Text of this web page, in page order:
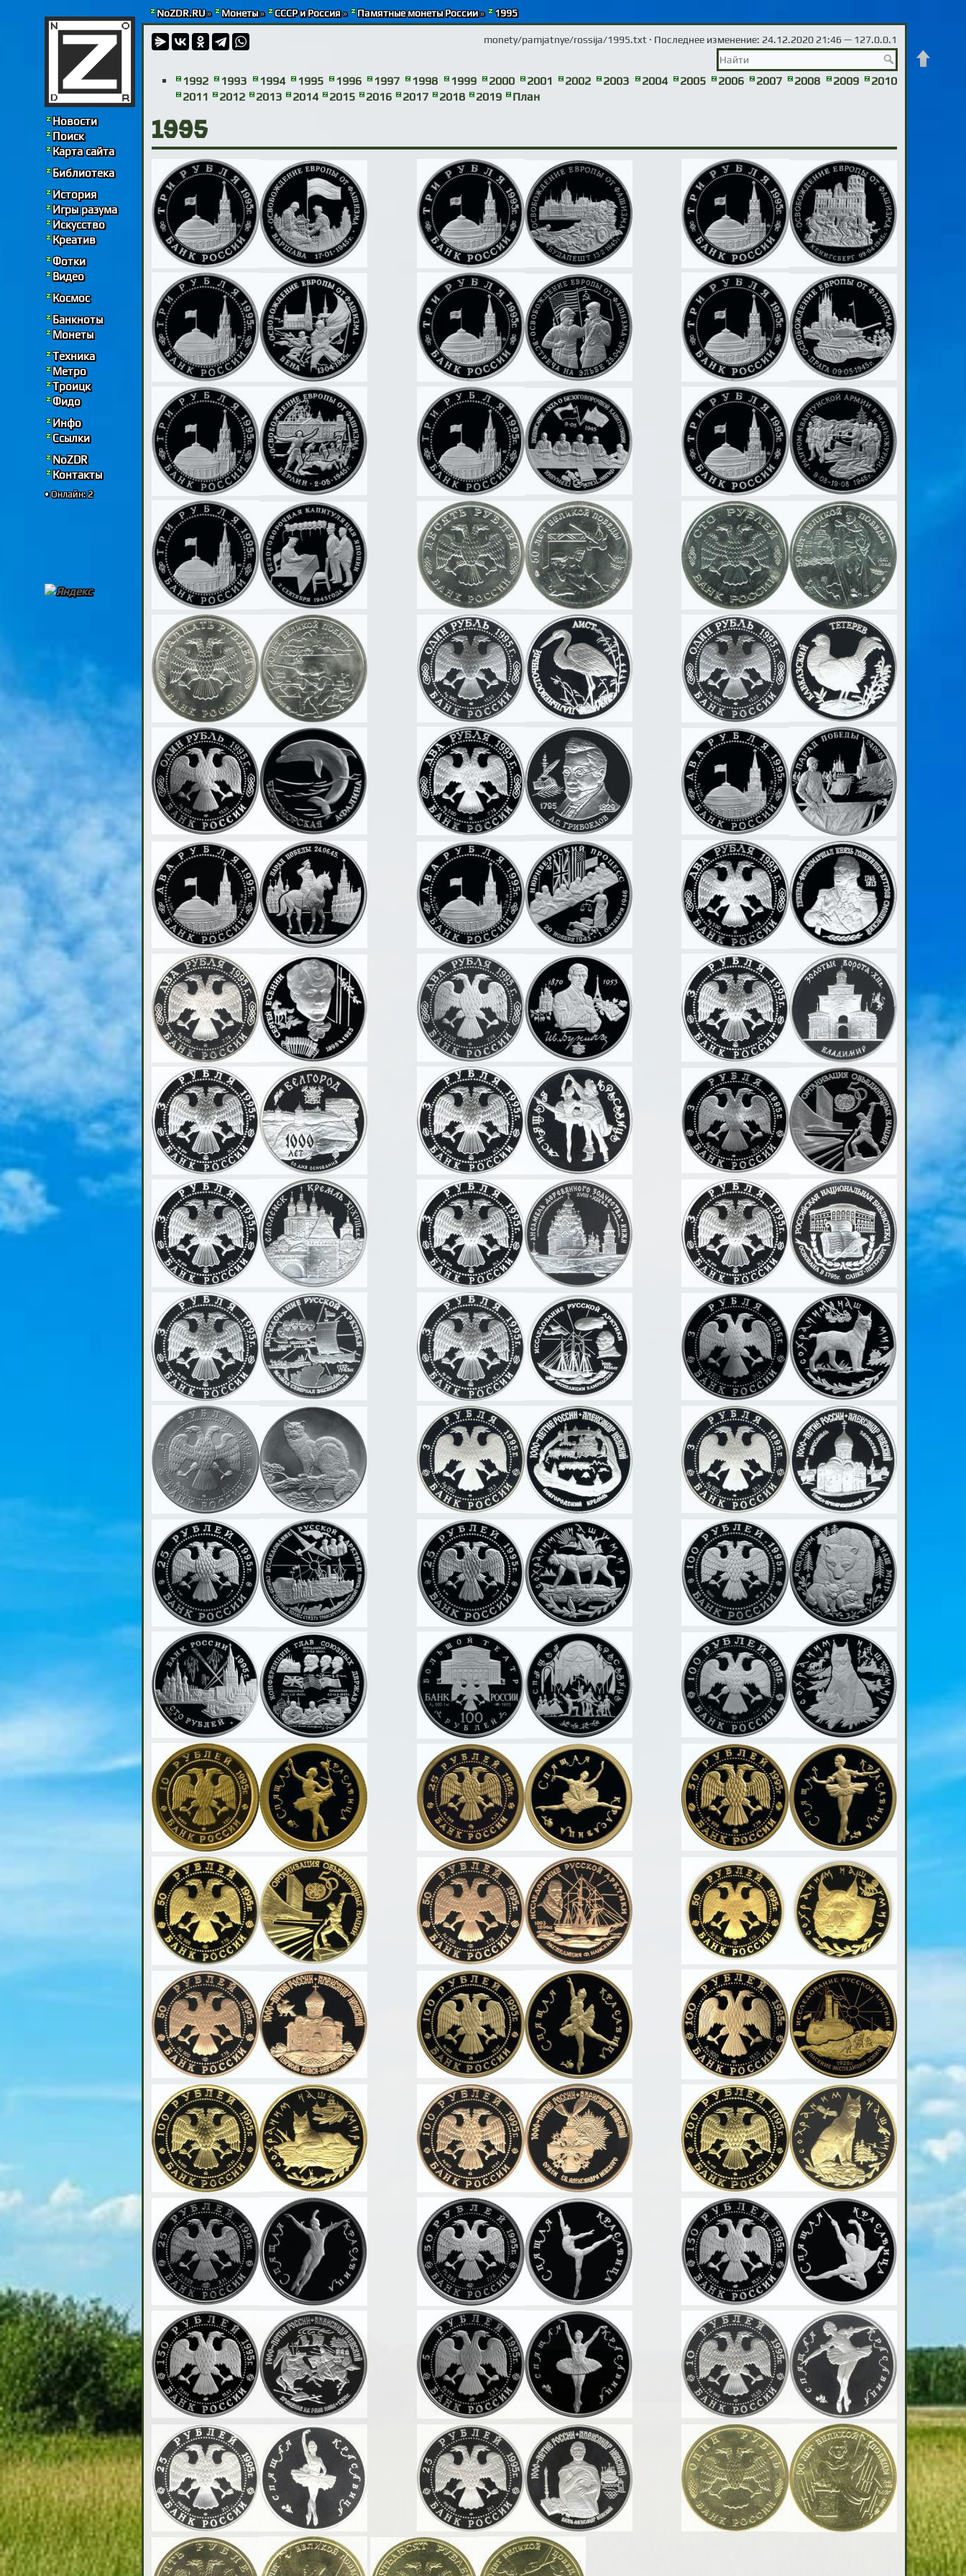
NoZDR.RU» Монеты» СССР и Россия» Памятные монеты России» 1995
Новости
Поиск
Карта сайта
Библиотека
История
Игры разума
Искусство
Креатив
Фотки
Видео
Космос
Банкноты
Монеты
Техника
Метро
Троицк
Фидо
Инфо
Ссылки
NoZDR
Контакты
• Онлайн: 2
monety/pamjatnye/rossija/1995.txt· Последнее изменение: 24.12.2020 21:46 — 127.0.0.1
1992 1993 1994 1995 1996 1997 1998 1999 2000 2001 2002 2003 2004 2005 2006 2007 2008 2009
2010
2011
2012 2013 2014 2015 2016 2017 2018 2019 План
1995
Наверх